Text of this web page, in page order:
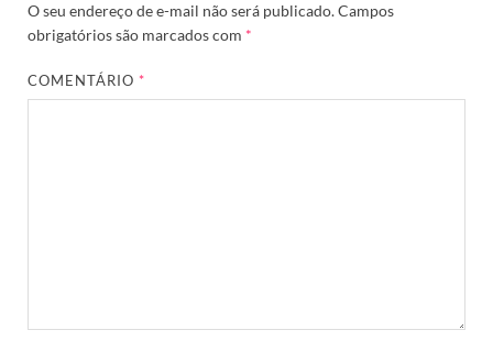
O seu endereço de e-mail não será publicado.Campos
obrigatórios são marcados com *
COMENTÁRIO*